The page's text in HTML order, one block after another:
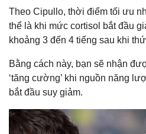
Theo Cipullo, thời điểm tối ưu
thể là khi mức cortisol bắt đầu
khoảng 3 đến 4 tiếng sau khi
Bằng cách này, bạn sẽ nhận
‘tăng cường’ khi nguồn năng
bắt đầu suy giảm.